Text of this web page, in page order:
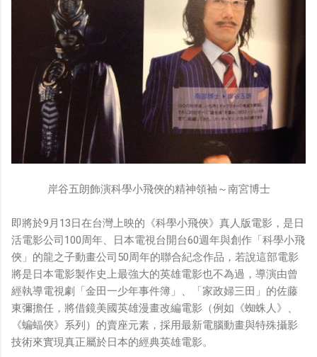
岸谷五朗飾演科學小飛俠的精神領袖～南宮博士
即將於9月13日在台灣上映的《科學小飛俠》真人版電影，是日
活電影公司100周年、日本電視台開台60週年與創作「科學小飛
俠」的龍之子動畫公司50周年的聯合紀念作品，若說這部電影
將是日本電影製作史上最強大的英雄電影也不為過，導演由曾
經執導電視劇「金田一少年事件簿」、「家政婦三田」的佐藤
東彌擔任，將借鏡美國英雄漫畫改編電影（例如《蜘蛛人》、
《蝙蝠俠》系列）的賣座元素，採用最新電腦動畫與特殊攝影
技術來實現真正屬於日本的經典英雄電影。